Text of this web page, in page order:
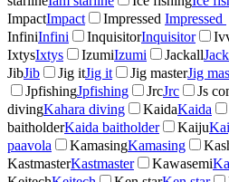
ImpactImpact Impressed Impressed
InfiniInfini InquisitorInquisitor
IxtysIxtys IzumiIzumi Jackall
JibJib Jig itJig it Jig masterJig
JpfishingJpfishing JrcJrc Js
divingKahara diving KaidaKaida
baitholderKaida baitholder Kaiju
paavola
KamasingKamasing
KastmasterKastmaster Kawasemi